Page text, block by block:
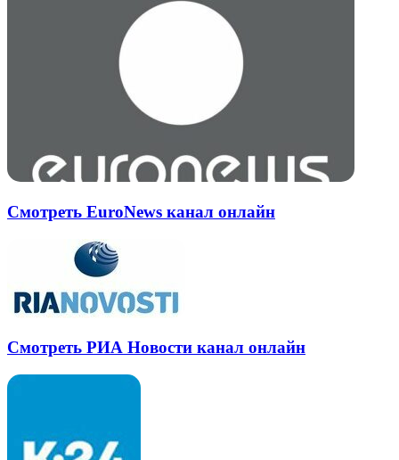
Смотреть EuroNews канал онлайн
Смотреть РИА Новости канал онлайн